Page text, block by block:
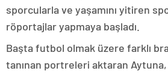
sporcularla ve yaşamını yitiren
röportajlar yapmaya başladı.
Başta futbol olmak üzere farklı
tanınan portreleri aktaran Aytuna,